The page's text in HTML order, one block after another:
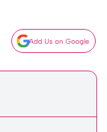
Add Us on Google